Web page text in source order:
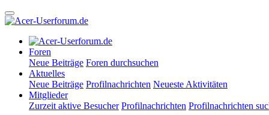
Foren
Neue Beiträge Foren durchsuchen
Aktuelles
Neue Beiträge Profilnachrichten Neueste Aktivitäten
Mitglieder
Zurzeit aktive Besucher Profilnachrichten Profilnachrichten